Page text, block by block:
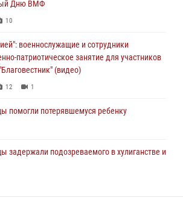
службы войск национальной гвардии
Дню ВМФ
10
военнослужащие и сотрудники
патриотическое занятие для участников
(видео)
12 1
помогли потерявшемуся ребенку
задержали подозреваемого в хулиганстве и